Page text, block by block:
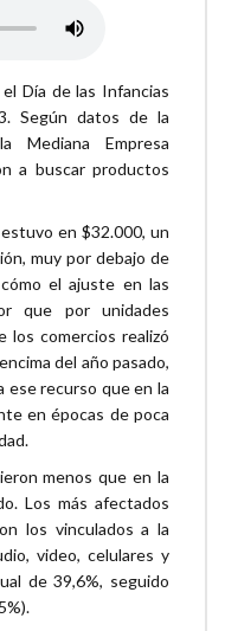
Día de las Infancias
Según datos de la
Mediana Empresa
a buscar productos
en $32.000, un
muy por debajo de
el ajuste en las
que por unidades
los comercios realizó
del año pasado,
ese recurso que en la
en épocas de poca
menos que en la
Los más afectados
los vinculados a la
video, celulares y
de 39,6%, seguido